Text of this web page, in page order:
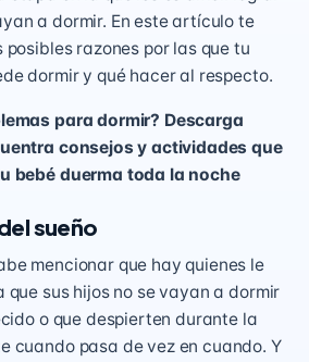
a dormir. En este artículo te
razones por las que tu
dormir y qué hacer al respecto.
para dormir? Descarga
consejos y actividades que
bebé duerma toda la noche
sueño
mencionar que hay quienes le
sus hijos no se vayan a dormir
o que despierten durante la
cuando pasa de vez en cuando. Y